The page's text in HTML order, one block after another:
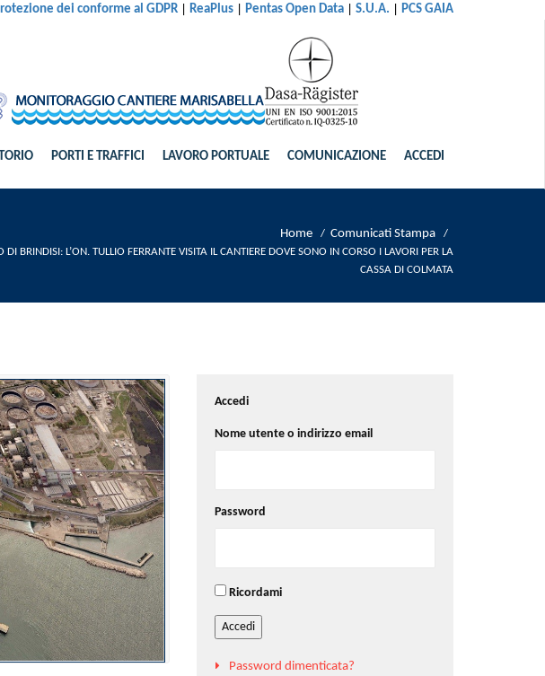
dei conforme al GDPR | ReaPlus | Pentas Open Data | S.U.A. | PCS GAIA
PORTI E TRAFFICI LAVORO PORTUALE COMUNICAZIONE ACCEDI
Home / Comunicati Stampa /
DI BRINDISI: L’ON. TULLIO FERRANTE VISITA IL CANTIERE DOVE SONO IN CORSO I LAVORI PER LA
CASSA DI COLMATA
Accedi
Nome utente o indirizzo email
Password
Ricordami
Accedi
Password dimenticata?